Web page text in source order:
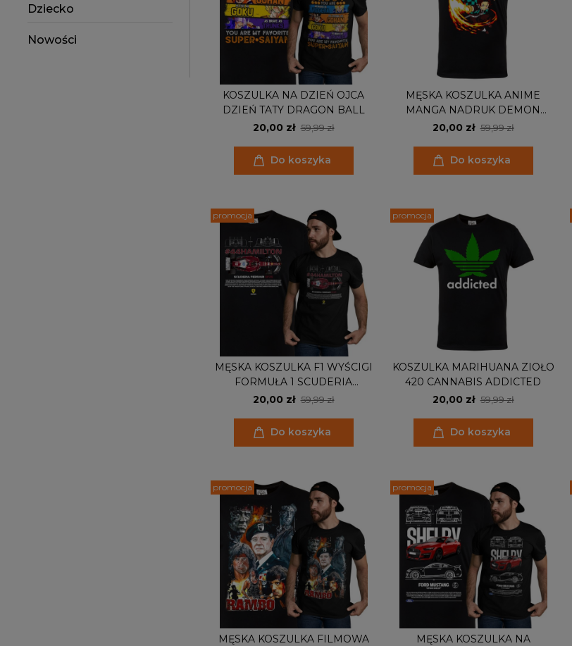
Dziecko
Nowości
KOSZULKA NA DZIEŃ OJCA
DZIEŃ TATY DRAGON BALL
20,00 zł 59,99 zł
Do koszyka
MĘSKA KOSZULKA ANIME
MANGA NADRUK DEMON
SLAYER
20,00 zł 59,99 zł
Do koszyka
MĘSKA KOSZULKA F1 WYŚCIGI
FORMUŁA 1 SCUDERIA
FERRARI TEAM LEWIS
20,00 zł 59,99 zł
Do koszyka
promocja
KOSZULKA MARIHUANA ZIOŁO
420 CANNABIS ADDICTED
20,00 zł 59,99 zł
Do koszyka
promocja
MĘSKA KOSZULKA FILMOWA
promocja
MĘSKA KOSZULKA NA
promocja